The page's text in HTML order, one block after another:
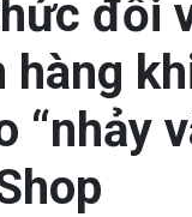
đối
hàng
“nhảy